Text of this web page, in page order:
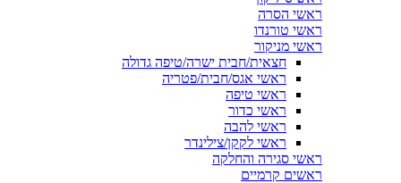
ראשי הסרה
ראשי טורנדו
ראשי מניקור
חצאית/חבית ישרה/טיפה גדולה
ראשי אגס/חבית/פטריה
ראשי טיפה
ראשי כדור
ראשי להבה
ראשי לקקן/צילינדר
ראשי סגירה והחלקה
ראשים קרמיים